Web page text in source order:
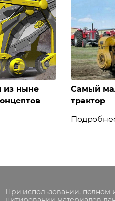
из ныне
Самый
трактор
При использовании, полном